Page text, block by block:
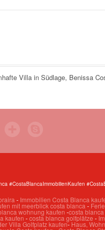
Villa in Südlage, Benissa
#CostaBlancaImmobilienKaufen
- Immobilien Costa Blanca
mit meerblick costa blanca -
wohnung kaufen -costa
kaufen -costa blanca golfplätze -
Villa Golfplatz kaufen- Haus,